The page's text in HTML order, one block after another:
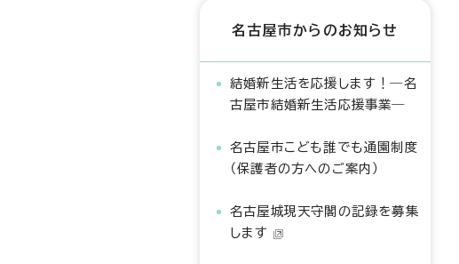
名古屋市からのお知らせ
結婚新生活を応援します！―名
古屋市結婚新生活応援事業―
名古屋市こども誰でも通園制度
（保護者の方へのご案内）
名古屋城現天守閣の記録を募集
します